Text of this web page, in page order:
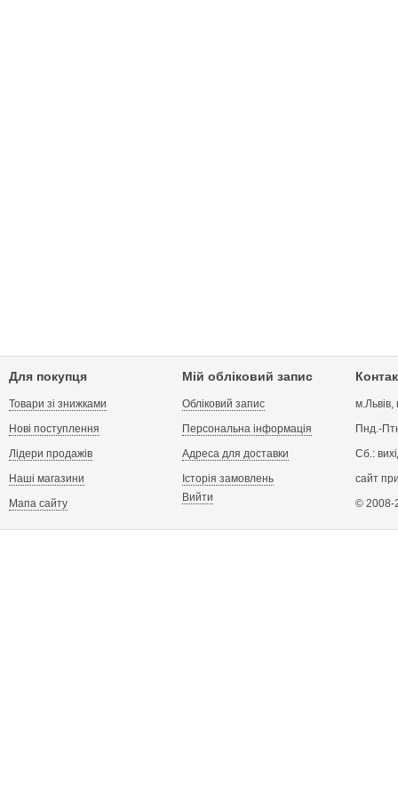
Для покупця
Товари зі знижками
Нові поступлення
Лідери продажів
Наші магазини
Мапа сайту
Мій обліковий запис
Обліковий запис
Персональна інформація
Адреса для доставки
Історія замовлень
Вийти
Пнд.-
Сб.:
сайт
© 2008-